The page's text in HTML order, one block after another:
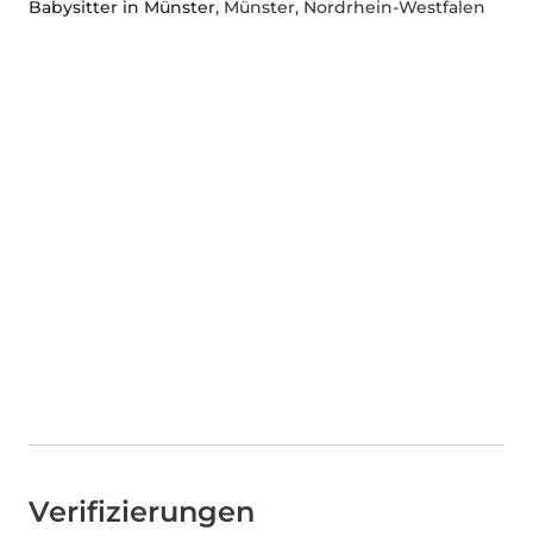
Babysitter in Münster, Münster, Nordrhein-Westfalen
Verifizierungen